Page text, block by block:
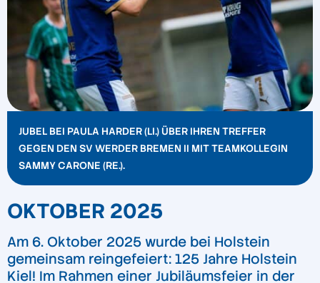
JUBEL BEI PAULA HARDER (LI.) ÜBER IHREN TREFFER
GEGEN DEN SV WERDER BREMEN II MIT TEAMKOLLEGIN
SAMMY CARONE (RE.).
OKTOBER 2025
Am 6. Oktober 2025 wurde bei Holstein
gemeinsam reingefeiert: 125 Jahre Holstein
Kiel! Im Rahmen einer Jubiläumsfeier in der